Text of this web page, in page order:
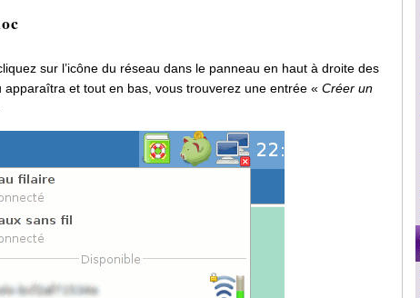
sur l’icône du réseau dans le panneau en haut à droite des
apparaîtra et tout en bas, vous trouverez une entrée « Créer un